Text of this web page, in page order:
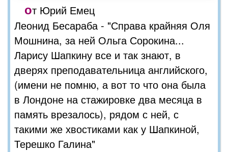
от Юрий Емец
Леонид Бесараба - "Справа крайняя Оля
Мошнина, за ней Ольга Сорокина...
Ларису Шапкину все и так знают, в
дверях преподавательница английского,
(имени не помню, а вот то что она была
в Лондоне на стажировке два месяца в
память врезалось), рядом с ней, с
такими же хвостиками как у Шапкиной,
Терешко Галина"